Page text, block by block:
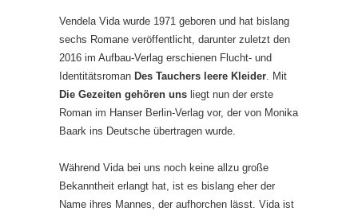
Vendela Vida wurde 1971 geboren und hat bislang
sechs Romane veröffentlicht, darunter zuletzt den
2016 im Aufbau-Verlag erschienen Flucht- und
Identitätsroman Des Tauchers leere Kleider . Mit
Die Gezeiten gehören uns liegt nun der erste
Roman im Hanser Berlin-Verlag vor, der von Monika
Baark ins Deutsche übertragen wurde.
Während Vida bei uns noch keine allzu große
Bekanntheit erlangt hat, ist es bislang eher der
Name ihres Mannes, der aufhorchen lässt. Vida ist